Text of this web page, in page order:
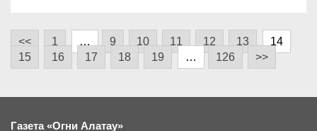
<< 1 … 9 10 11 12 13
14
15
16 17 18 19 … 126 >>
Газета «Огни Алатау»